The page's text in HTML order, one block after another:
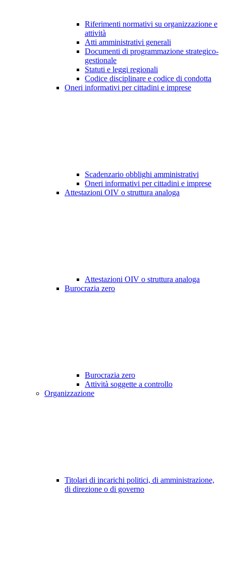
Riferimenti normativi su organizzazione e
attività
Atti amministrativi generali
Documenti di programmazione strategico-
gestionale
Statuti e leggi regionali
Codice disciplinare e codice di condotta
Oneri informativi per cittadini e imprese
Scadenzario obblighi amministrativi
Oneri informativi per cittadini e imprese
Attestazioni OIV o struttura analoga
Attestazioni OIV o struttura analoga
Burocrazia zero
Burocrazia zero
Attività soggette a controllo
Organizzazione
Titolari di incarichi politici, di amministrazione,
di direzione o di governo